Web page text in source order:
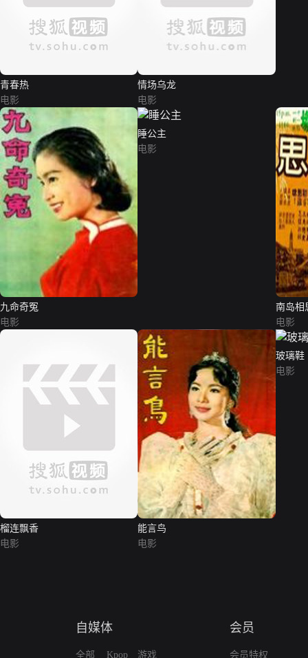
青春热
电影
情场乌龙
电影
九命奇冤
电影
睡公主
电影
南岛相
电影
榴连飘香
电影
能言鸟
电影
玻璃鞋
电影
自媒体
全部 Kpop 游戏
会员
会员特权